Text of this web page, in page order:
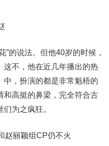
”的说法。但他40岁的时候，
这不，他在近几年播出的热
中，扮演的都是非常魁梧的
和高挺的鼻梁，完全符合古
为之疯狂。